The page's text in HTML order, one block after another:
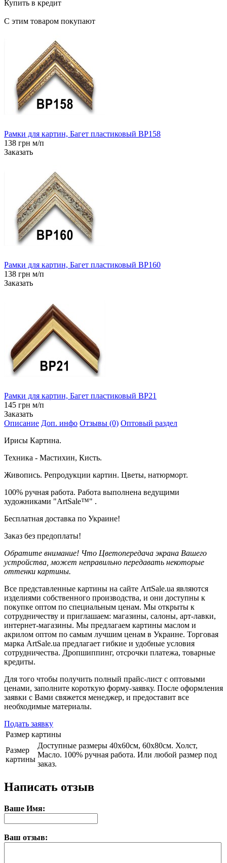
Купить в кредит
С этим товаром покупают
Рамки для картин, Багет пластиковый BP158
138 грн м/п
Заказать
Рамки для картин, Багет пластиковый BP160
138 грн м/п
Заказать
Рамки для картин, Багет пластиковый BP21
145 грн м/п
Заказать
Описание Доп. инфо Отзывы (0) Оптовый раздел
Ирисы Картина.
Техника - Мастихин, Кисть.
Живопись. Репродукции картин. Цветы, натюрморт.
100% ручная работа. Работа выполнена ведущими
художниками "ArtSale™" .
Бесплатная доставка по Украине!
Заказ без предоплаты!
Обратите внимание! Что Цветопередача экрана Вашего
устройства, может неправильно передавать некоторые
оттенки картины.
Все представленные картины на сайте ArtSale.ua являются
изделиями собственного производства, и они доступны к
покупке оптом по специальным ценам. Мы открыты к
сотрудничеству и приглашаем: магазины, салоны, арт-лавки,
интернет-магазины. Мы предлагаем картины маслом и
акрилом оптом по самым лучшим ценам в Украине. Торговая
марка ArtSale.ua предлагает гибкие и удобные условия
сотрудничества. Дропшиппинг, отсрочки платежа, товарные
кредиты.
Для того чтобы получить полный прайс-лист с оптовыми
ценами, заполните короткую форму-заявку. После оформления
заявки с Вами свяжется менеджер, и предоставит все
необходимые материалы.
Подать заявку
Размер картины
Размер
картины
Доступные размеры 40х60см, 60х80см. Холст,
Масло. 100% ручная работа. Или любой размер под
заказ.
Написать отзыв
Ваше Имя:
Ваш отзыв: